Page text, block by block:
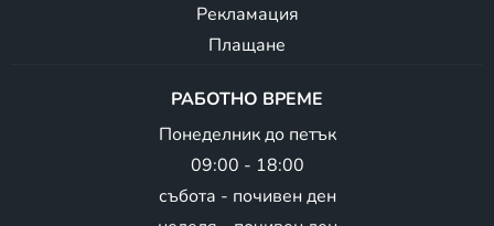
Рекламация
Плащане
РАБОТНО ВРЕМЕ
Понеделник до петък
09:00 - 18:00
събота - почивен ден